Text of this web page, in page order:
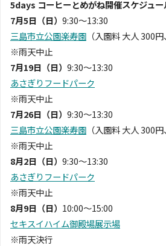
5days コーヒーとめがね開催スケジュー
7月5日（日） 9:30〜13:30
三島市立公園楽寿園 （入園料 大人 300
※雨天中止
7月19日（日） 9:30〜13:30
あさぎりフードパーク
※雨天中止
7月26日（日） 9:30〜13:30
三島市立公園楽寿園 （入園料 大人 300
※雨天中止
8月2日（日） 9:30〜13:30
あさぎりフードパーク
※雨天中止
8月9日（日） 10:00〜15:00
セキスイハイム御殿場展示場
※雨天決行